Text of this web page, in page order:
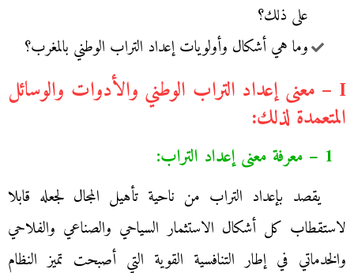
على ذلك؟
وما هي أشكال وأولويات إعداد التراب الوطني بالمغرب؟
I – معنى إعداد التراب الوطني والأدوات والوسائل
المتعمدة لذلك:
1 – معرفة معنى إعداد التراب:
يقصد بإعداد التراب من ناحية تأهيل المجال لجعله قابلا
لاستقطاب كل أشكال الاستثمار السياحي والصناعي والفلاحي
والخدماتي في إطار التنافسية القوية التي أصبحت تميز النظام